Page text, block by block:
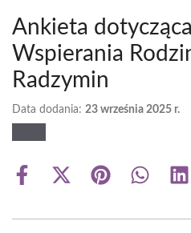
Ankieta
Wspierania
Radzymin
Data dodania: 23 września 2025 r.
Share
Share
(Twitter)
Share Share